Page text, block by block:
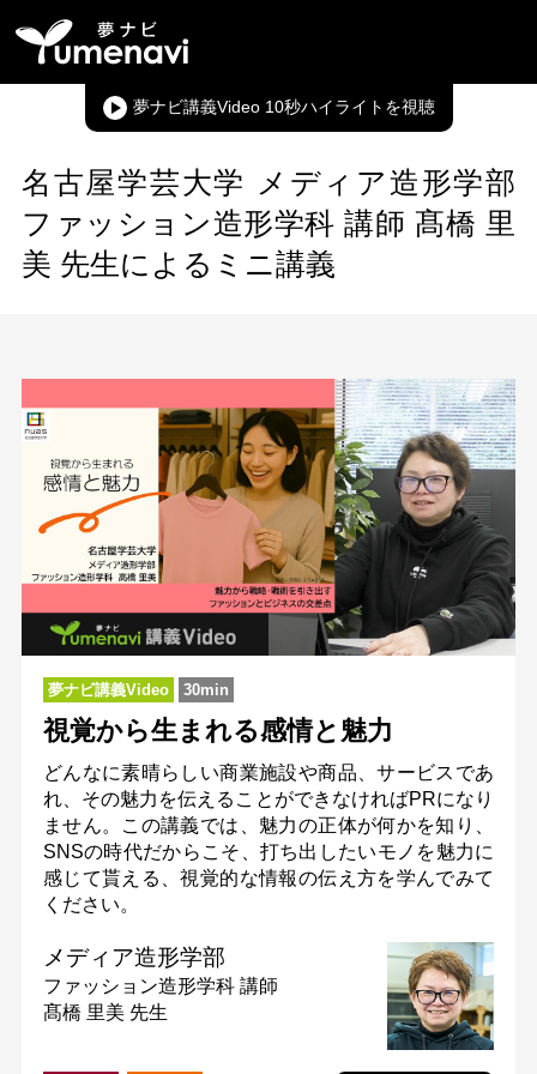
夢ナビ講義Video 10秒ハイライト
名古屋学芸大学 メディア造形学部
ファッション造形学科 講師 髙橋 里
美 先生によるミニ講義
夢ナビ講義Video 30min
視覚から生まれる感情と魅力
どんなに素晴らしい商業施設や商品、サービスであ
れ、その魅力を伝えることができなければPRになり
ません。この講義では、魅力の正体が何かを知り、
SNSの時代だからこそ、打ち出したいモノを魅力に
感じて貰える、視覚的な情報の伝え方を学んでみて
ください。
メディア造形学部
ファッション造形学科 講師
髙橋 里美 先生